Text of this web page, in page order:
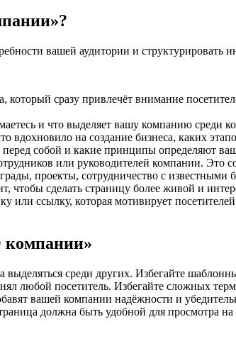
вашей аудитории и
который сразу привлечёт внимание
и что выделяет вашу компанию среди
вдохновило на создание бизнеса, каких
собой и какие принципы определяют
или руководителей компании. Это
проекты, сотрудничество с известными
чтобы сделать страницу более живой и
ссылку, которая мотивирует
среди других. Избегайте
любой посетитель. Избегайте сложных
вашей компании надёжности и
должна быть удобной для просмотра